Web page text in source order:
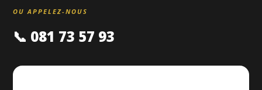
OU APPELEZ-NOUS
📞 081 73 57 93